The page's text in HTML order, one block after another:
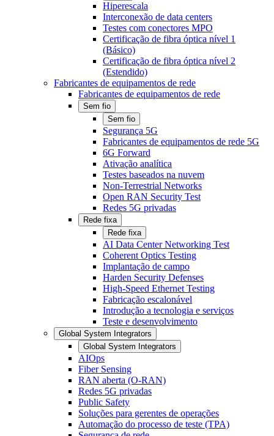
Hiperescala
Interconexão de data centers
Testes com conectores MPO
Certificação de fibra óptica nível 1
(Básico)
Certificação de fibra óptica nível 2
(Estendido)
Fabricantes de equipamentos de rede
Fabricantes de equipamentos de rede
Sem fio
Sem fio
Segurança 5G
Fabricantes de equipamentos de rede 5G
6G Forward
Ativação analítica
Testes baseados na nuvem
Non-Terrestrial Networks
Open RAN Security Test
Redes 5G privadas
Rede fixa
Rede fixa
AI Data Center Networking Test
Coherent Optics Testing
Implantação de campo
Harden Security Defenses
High-Speed Ethernet Testing
Fabricação escalonável
Introdução a tecnologia e serviços
Teste e desenvolvimento
Global System Integrators
Global System Integrators
AIOps
Fiber Sensing
RAN aberta (O-RAN)
Redes 5G privadas
Public Safety
Soluções para gerentes de operações
Automação do processo de teste (TPA)